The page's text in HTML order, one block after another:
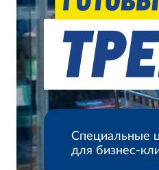
Специальные
для бизнес-